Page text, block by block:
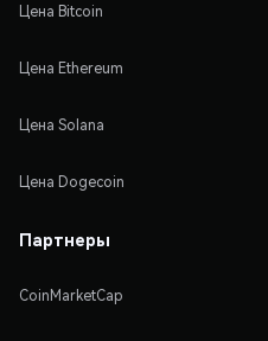
Цена Bitcoin
Цена Ethereum
Цена Solana
Цена Dogecoin
Партнеры
CoinMarketCap